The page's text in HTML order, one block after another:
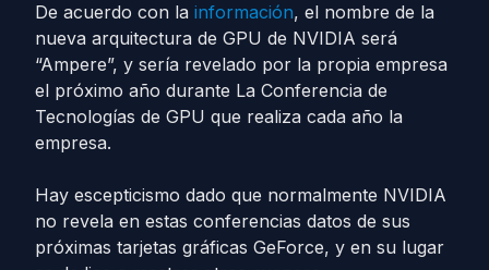
De acuerdo con la información, el nombre de la
nueva arquitectura de GPU de NVIDIA será
“Ampere”, y sería revelado por la propia empresa
el próximo año durante La Conferencia de
Tecnologías de GPU que realiza cada año la
empresa.
Hay escepticismo dado que normalmente NVIDIA
no revela en estas conferencias datos de sus
próximas tarjetas gráficas GeForce, y en su lugar